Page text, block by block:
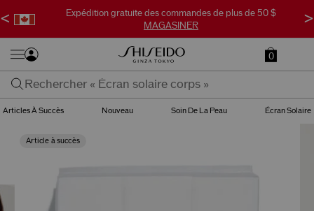
Expédition gratuite des commandes de plus de 50 $
MAGASINER
< >
0
Articles À Succès Nouveau Soin De La Peau Écran Solaire
Article à succès